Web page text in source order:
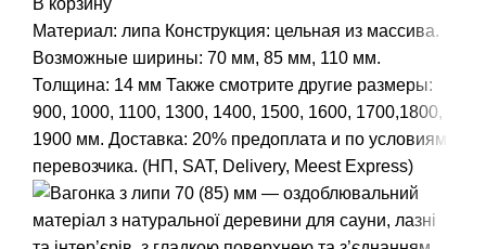
Материал: липа Конструкция: цельная из массива.
Возможные ширины: 70 мм, 85 мм, 110 мм.
Толщина: 14 мм Также смотрите другие размеры:
900, 1000, 1100, 1300, 1400, 1500, 1600, 1700,1800,
1900 мм. Доставка: 20% предоплата и по условиям
перевозчика. (НП, SAT, Delivery, Meest Express)